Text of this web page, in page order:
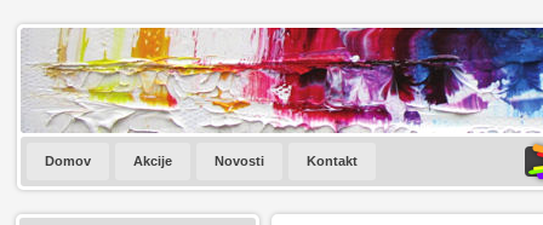
Domov Akcije Novosti Kontakt